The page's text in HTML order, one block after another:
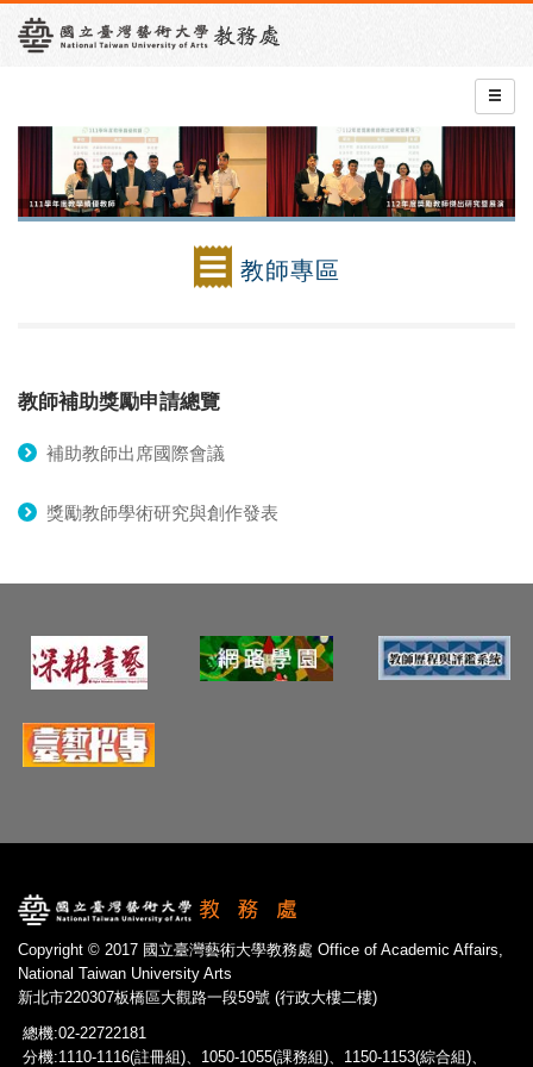
教師專區
教師補助獎勵申請總覽
補助教師出席國際會議
獎勵教師學術研究與創作發表
Copyright © 2017 國立臺灣藝術大學教務處 Office of Academic Affairs,
National Taiwan University Arts
新北市220307板橋區大觀路一段59號 (行政大樓二樓)
總機:02-22722181
分機:1110-1116(註冊組)、1050-1055(課務組)、1150-1153(綜合組)、